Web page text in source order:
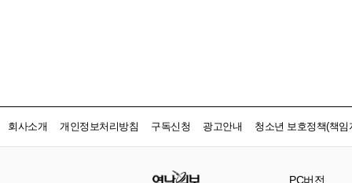
회사소개 개인정보처리방침 구독신청 광고안내 청소년 보호정책(책임
PC버전